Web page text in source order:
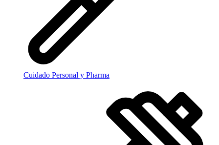
Cuidado Personal y Pharma